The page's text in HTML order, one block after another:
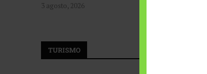
3 agosto, 2026
TURISMO